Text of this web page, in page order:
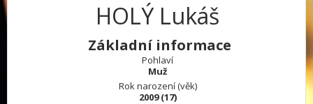
HOLÝ Lukáš
Základní informace
Pohlaví
Muž
Rok narození (věk)
2009 (17)